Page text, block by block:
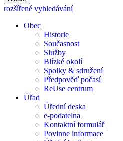
rozšířené vyhledávání
Obec
Historie
Současnost
Služby
Blízké okolí
Spolky & sdružení
Předpověď počasí
ReUse centrum
Úřad
Úřední deska
e-podatelna
Kontaktní formulář
Povinne informace